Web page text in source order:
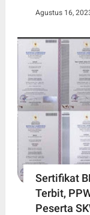
Agustus 16,
Sertifikat
Terbit,
Peserta